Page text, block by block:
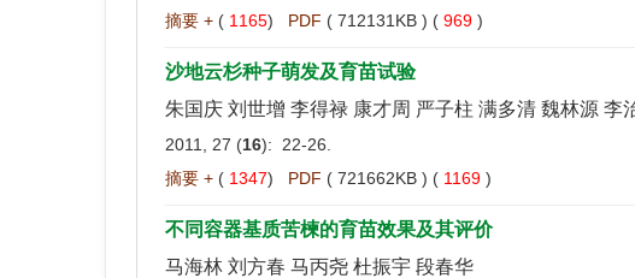
摘要 + ( 1165) PDF ( 712131KB ) ( 969 )
沙地云杉种子萌发及育苗试验
朱国庆 刘世增 李得禄 康才周 严子柱 满多清 魏林源 李
2011, 27 (16): 22-26.
摘要 + ( 1347) PDF ( 721662KB ) ( 1169 )
不同容器基质苦楝的育苗效果及其评价
马海林 刘方春 马丙尧 杜振宇 段春华